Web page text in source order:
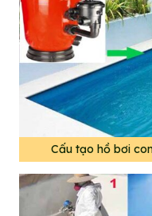
Cấu tạo hồ bơi